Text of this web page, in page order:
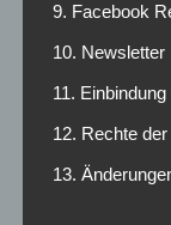
Lohnt es sich…?
9. Facebook
10. Newsletter
11.
12. Rechte
13.